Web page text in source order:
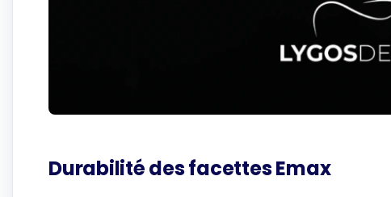
Durabilité des facettes Emax